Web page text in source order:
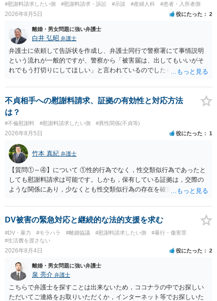
#慰謝料請求したい側 #慰謝料請求・訴訟 #示談 #産婦人科 #患者・入所者側
2026年8月5日 役にたった 2
離婚・男女問題に強い弁護士
白井 弘昭 弁護士
弁護士に依頼して告訴状を作成し、弁護士同行で警察署にて事情説明
という流れが一般的ですが、警察から「被害届は、出してもいいがそ
れでもう打切りにしてほしい」と言われているのでしたら、あまり結
検察庁に訴えるのもありかもしれないですが、実際に捜査をするの
は、結局所轄だと思われますので、やはり結論は変わらないかもしれ
ないです。 一度、最寄りの「刑事に強い」とうたっている弁護士に相
談してみてはいかがでしょうか。 以上、ご参考まで。
不貞相手への慰謝料請求、証拠の有効性と対応方法
は？
#不倫慰謝料 #慰謝料請求したい側 #異性関係(不貞等)
2026年8月5日 役にたった 1
竹本 真紀 弁護士
【質問①～④】について ①性的行為でなく，性交類似行為であったと
しても慰謝料請求は可能です。しかも，保有している証拠は，交際の
ような関係にあり，少なくとも性交類似行為の存在を確実に証明でき
ことを窺わせるものです。）。ですから，慰謝料請求を進めることで
よいと思います。 ただ．慰謝料額については，婚姻破綻に至っていな
いとして，この点を考慮されることになるかもしれません。 ②夫との
今後のことを考えて書いてもらうか否かを検討するのがよいと思いま
す。今ある証拠以上のことを証明（証明力を強めることも含む）でき
う。慰謝料請求としては証拠として使えることが前提であり，その価
値と夫との関係との均衡のように思います。 ③行政書士に委任をして
いるのであれば，どのような内容の委任なのか不明ですが，その行政
書士との協議になると思います。請求するか，訴訟にするか，その点
DV被害の緊急対応と継続的な法的支援を求む
#DV・暴力 #モラハラ #離婚協議 #慰謝料請求したい側
#暴行・傷害罪
#生活費を渡さない
2026年8月4日 役にたった 2
離婚・男女問題に強い弁護士
泉 亮介 弁護士
こちらで弁護士を探すことは出来ないため，ココナラの中でお探しい
ただいてご連絡をお取りいただくか，インターネット等でお探しいた